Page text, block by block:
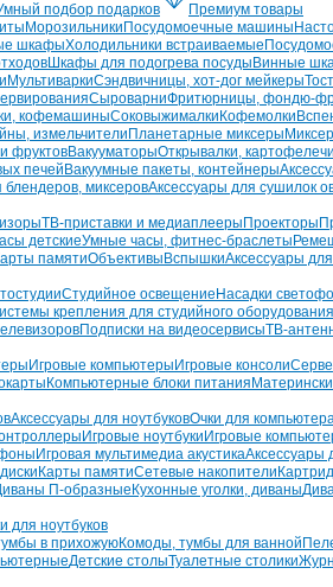
подбор подарков
Премиум товары
Морозильники Посудомоечные машины
шкафыХолодильники встраиваемые
Шкафы для подогрева посуды Винные
МультиваркиСэндвичницы, хот-дог мейкеры
СыроварниФритюрницы, фондю-
кофемашиныСоковыжималки Кофемолки
измельчители Планетарные миксеры
фруктовВакууматорыОткрывалки,
печей Вакуумные пакеты, контейнеры
блендеров, миксеровАксессуары для сушилок
ТВ-приставки и медиаплееры Проекторы
детскиеУмные часы, фитнес-браслеты
памятиОбъективы ВспышкиАксессуары
Студийное освещение Насадки
крепления для студийного оборудования
Подписки на видеосервисыТВ-
Игровые компьютеры Игровые консоли
Компьютерные блоки питания
Аксессуары для ноутбуковОчки для
Игровые ноутбуки Игровые
Игровая мультимедиа акустикаАксессуары
Карты памятиСетевые накопители
П-образные Кухонные уголки, диваны
для ноутбуков
в прихожуюКомоды, тумбы для ванной
Детские столыТуалетные столики